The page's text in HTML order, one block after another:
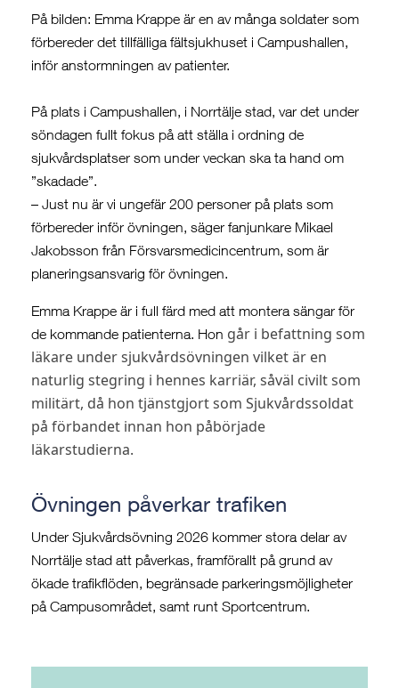
På bilden: Emma Krappe är en av många soldater som
förbereder det tillfälliga fältsjukhuset i Campushallen,
inför anstormningen av patienter.
På plats i Campushallen, i Norrtälje stad, var det under
söndagen fullt fokus på att ställa i ordning de
sjukvårdsplatser som under veckan ska ta hand om
”skadade”.
– Just nu är vi ungefär 200 personer på plats som
förbereder inför övningen, säger fanjunkare Mikael
Jakobsson från Försvarsmedicincentrum, som är
planeringsansvarig för övningen.
Emma Krappe är i full färd med att montera sängar för
de kommande patienterna. Hon går i befattning som
läkare under sjukvårdsövningen vilket är en
naturlig stegring i hennes karriär, såväl civilt som
militärt, då hon tjänstgjort som Sjukvårdssoldat
på förbandet innan hon påbörjade
läkarstudierna.
Övningen påverkar trafiken
Under Sjukvårdsövning 2026 kommer stora delar av
Norrtälje stad att påverkas, framförallt på grund av
ökade trafikflöden, begränsade parkeringsmöjligheter
på Campusområdet, samt runt Sportcentrum.